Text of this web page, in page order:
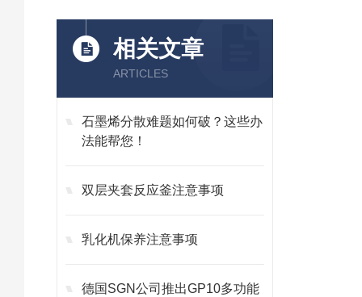
相关文章
ARTICLES
石墨烯分散难题如何破？这些办
法能帮您！
双层夹套反应釜注意事项
乳化机保养注意事项
德国SGN公司推出GP10多功能